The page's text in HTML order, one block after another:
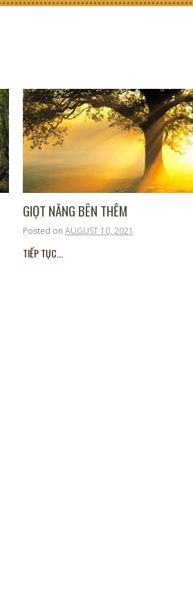
GIỌT NẮNG BÊN THỀM
Posted on AUGUST 10, 2021
TIẾP TỤC...